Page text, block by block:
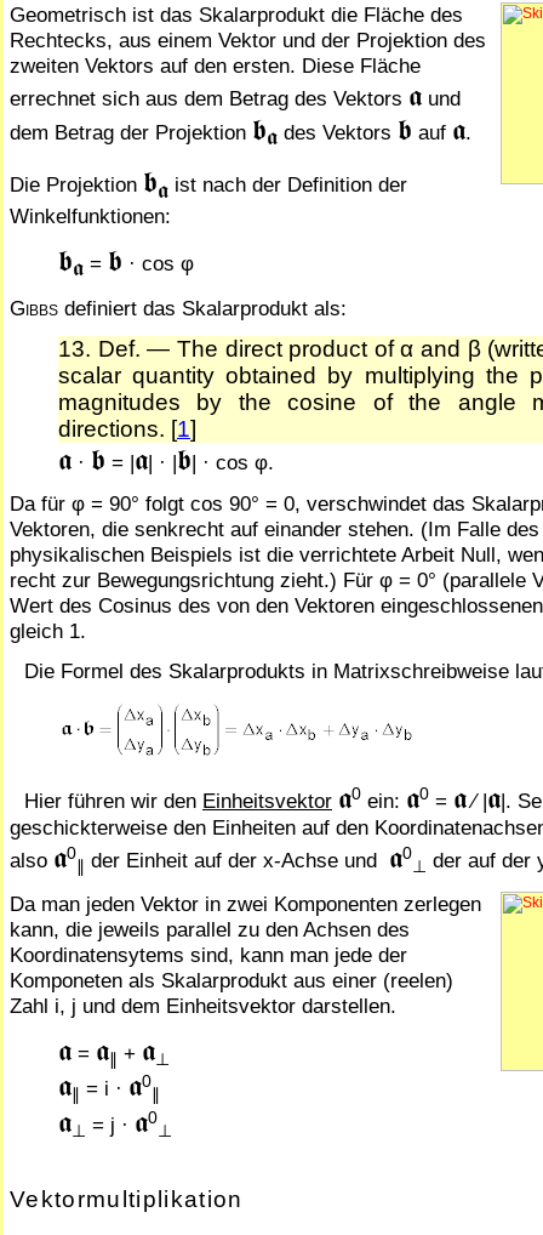
Geometrisch ist das Skalarprodukt die Fläche des
Rechtecks, aus einem Vektor und der Projektion des
zweiten Vektors auf den ersten. Diese Fläche
errechnet sich aus dem Betrag des Vektors 𝖆 und
dem Betrag der Projektion 𝖇𝖆 des Vektors 𝖇 auf 𝖆.
Die Projektion 𝖇𝖆 ist nach der Definition der
Winkelfunktionen:
𝖇𝖆 = 𝖇 · cos φ
Gibbs definiert das Skalarprodukt als:
13. Def. — The direct product of α and β
scalar quantity obtained by multiplying the
magnitudes by the cosine of the angle
directions. [1]
𝖆 · 𝖇 = |𝖆| · |𝖇| · cos φ.
Da für φ = 90° folgt cos 90° = 0, verschwindet das
Vektoren, die senkrecht auf einander stehen. (Im Falle
physikalischen Beispiels ist die verrichtete Arbeit Null,
recht zur Bewegungsrichtung zieht.) Für φ = 0° (parallele
Wert des Cosinus des von den Vektoren
gleich 1.
Die Formel des Skalarprodukts in Matrixschreibweise
Hier führen wir den Einheitsvektor 𝖆0 ein: 𝖆0 = 𝖆⁄ |𝖆|.
ge­schick­ter­wei­se den Ein­hei­ten auf den
also 𝖆0 der Einheit auf der x-Achse und 𝖆0
⊥ der auf der
Da man jeden Vektor in zwei Komponenten zerlegen
kann, die jeweils parallel zu den Achsen des
Koordinatensytems sind, kann man jede der
Komponeten als Skalarprodukt aus einer (reelen)
Zahl i, j und dem Einheitsvektor darstellen.
𝖆 = 𝖆∥ + 𝖆 ⊥
𝖆∥ = i · 𝖆0
∥
𝖆 ⊥ = j · 𝖆0
⊥
Vektormultiplikation